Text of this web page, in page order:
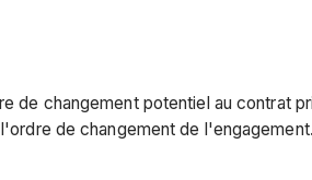
de changement potentiel au contrat
de changement de l'engagement.